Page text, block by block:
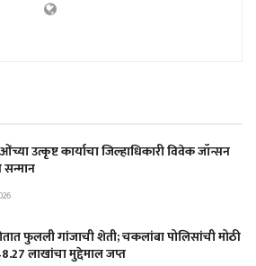
उत्कृष्ट कार्याचा जिल्हाधिकारी विवेक जॉन्सन
सन्मान
फुलली गांजाची शेती; चकलांबा पोलिसांची मोठी
लाखांचा मुद्देमाल जप्त